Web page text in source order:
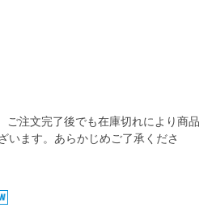
ご注文完了後でも在庫切れにより商品
います。あらかじめご了承くださ